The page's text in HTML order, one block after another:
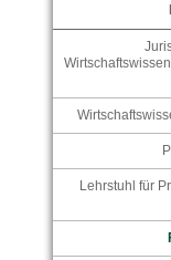
Lehrstuhl für